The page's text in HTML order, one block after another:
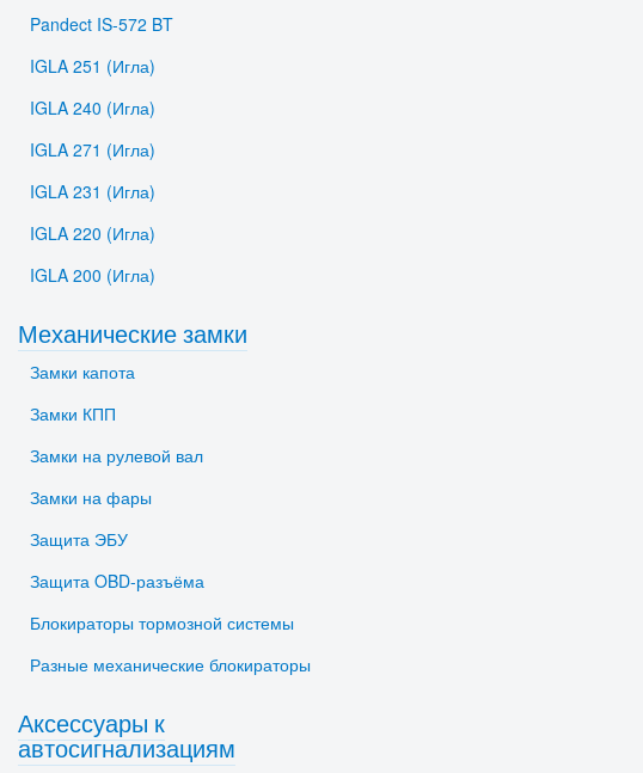
Pandect IS-572 BT
IGLA 251 (Игла)
IGLA 240 (Игла)
IGLA 271 (Игла)
IGLA 231 (Игла)
IGLA 220 (Игла)
IGLA 200 (Игла)
Механические замки
Замки капота
Замки КПП
Замки на рулевой вал
Замки на фары
Защита ЭБУ
Защита OBD-разъёма
Блокираторы тормозной системы
Разные механические блокираторы
Аксессуары к
автосигнализациям